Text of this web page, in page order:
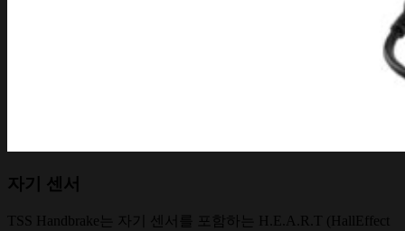
자기 센서
TSS Handbrake는 자기 센서를 포함하는 H.E.A.R.T (HallEffect